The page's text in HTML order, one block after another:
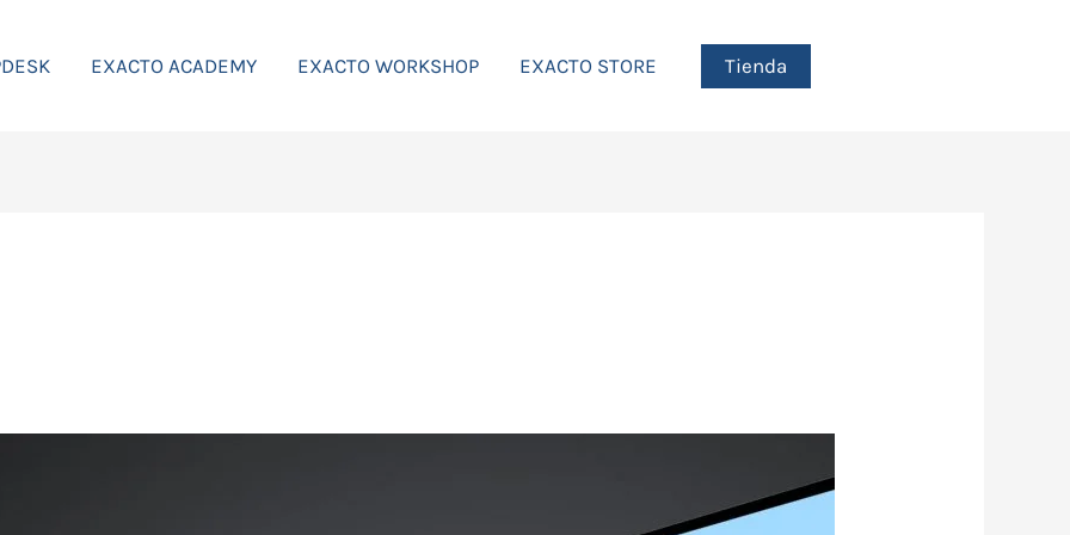
EXACTO ACADEMY EXACTO WORKSHOP EXACTO STORE Tienda